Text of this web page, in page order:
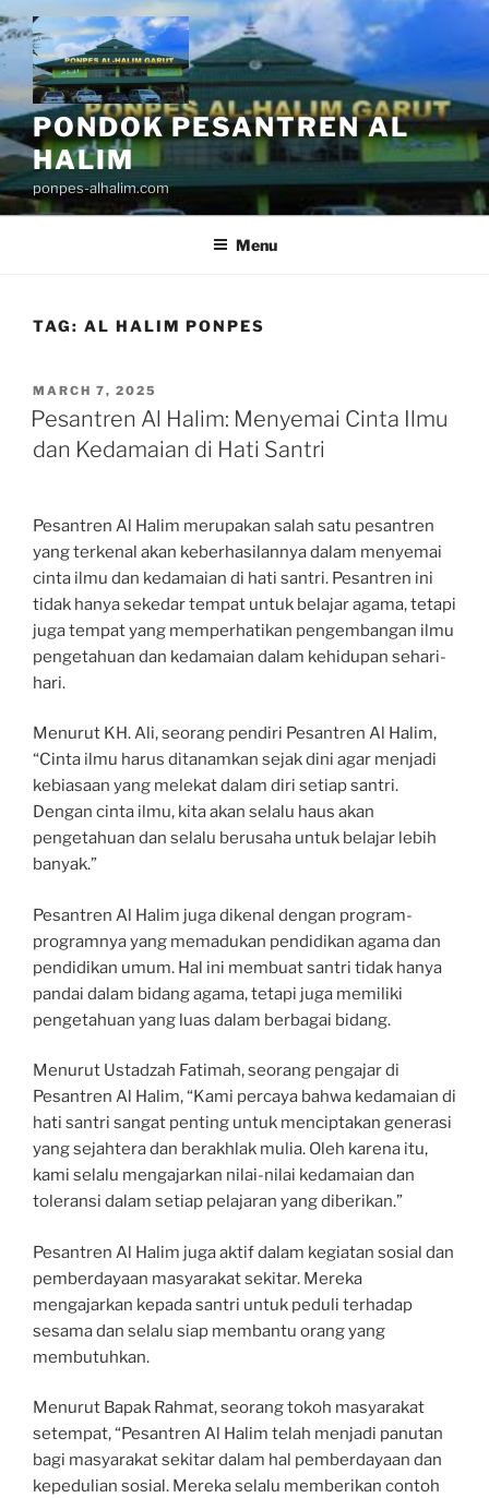
Skip
to
content
PONDOK PESANTREN AL
HALIM
ponpes-alhalim.com
Menu
TAG: AL HALIM PONPES
POSTED
ON
MARCH 7, 2025
Pesantren Al Halim: Menyemai Cinta Ilmu
dan Kedamaian di Hati Santri
Pesantren Al Halim merupakan salah satu pesantren
yang terkenal akan keberhasilannya dalam menyemai
cinta ilmu dan kedamaian di hati santri. Pesantren ini
tidak hanya sekedar tempat untuk belajar agama, tetapi
juga tempat yang memperhatikan pengembangan ilmu
pengetahuan dan kedamaian dalam kehidupan sehari-
hari.
Menurut KH. Ali, seorang pendiri Pesantren Al Halim,
“Cinta ilmu harus ditanamkan sejak dini agar menjadi
kebiasaan yang melekat dalam diri setiap santri.
Dengan cinta ilmu, kita akan selalu haus akan
pengetahuan dan selalu berusaha untuk belajar lebih
banyak.”
Pesantren Al Halim juga dikenal dengan program-
programnya yang memadukan pendidikan agama dan
pendidikan umum. Hal ini membuat santri tidak hanya
pandai dalam bidang agama, tetapi juga memiliki
pengetahuan yang luas dalam berbagai bidang.
Menurut Ustadzah Fatimah, seorang pengajar di
Pesantren Al Halim, “Kami percaya bahwa kedamaian di
hati santri sangat penting untuk menciptakan generasi
yang sejahtera dan berakhlak mulia. Oleh karena itu,
kami selalu mengajarkan nilai-nilai kedamaian dan
toleransi dalam setiap pelajaran yang diberikan.”
Pesantren Al Halim juga aktif dalam kegiatan sosial dan
pemberdayaan masyarakat sekitar. Mereka
mengajarkan kepada santri untuk peduli terhadap
sesama dan selalu siap membantu orang yang
membutuhkan.
Menurut Bapak Rahmat, seorang tokoh masyarakat
setempat, “Pesantren Al Halim telah menjadi panutan
bagi masyarakat sekitar dalam hal pemberdayaan dan
kepedulian sosial. Mereka selalu memberikan contoh